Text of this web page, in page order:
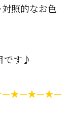
照的なお色
です♪